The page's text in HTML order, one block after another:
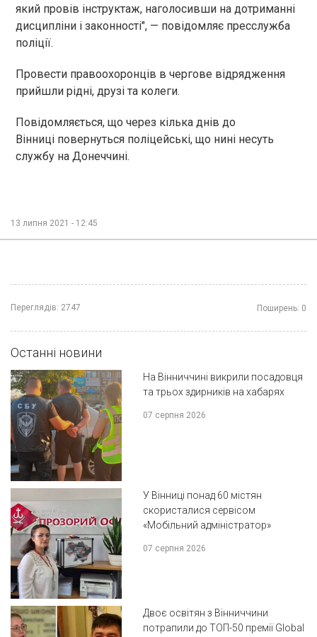
який провів інструктаж, наголосивши на дотриманні
дисципліни і законності", — повідомляє пресслужба
поліції.
Провести правоохоронців в чергове відрядження
прийшли рідні, друзі та колеги.
Повідомляється, що через кілька днів до
Вінниці повернуться поліцейські, що нині несуть
службу на Донеччині.
13 липня 2021 - 12:45
Переглядів: 2747 Поширень: 0
Останні новини
На Вінниччині викрили посадовця
та трьох здирників на хабарях
07 серпня 2026
У Вінниці понад 60 містян
скористалися сервісом
«Мобільний адміністратор»
07 серпня 2026
Двоє освітян з Вінниччини
потрапили до ТОП-50 премії Global